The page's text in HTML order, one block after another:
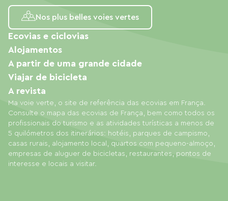
Nos plus belles voies vertes
Ma voie verte, o site de referência das ecovias em França.
Consulte o mapa das ecovias de França, bem como todos os
profissionais do turismo e as atividades turísticas a menos de
5 quilómetros dos itinerários: hotéis, parques de campismo,
casas rurais, alojamento local, quartos com pequeno-almoço,
empresas de aluguer de bicicletas, restaurantes, pontos de
interesse e locais a visitar.
Ecovias e ciclovias
Alojamentos
A partir de uma grande cidade
Viajar de bicicleta
A revista